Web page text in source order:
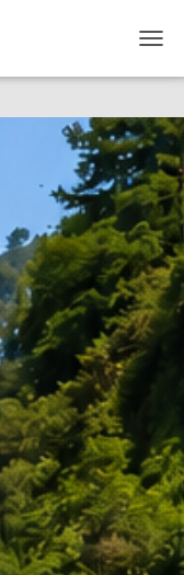
O
G
L
E
N
A
V
I
G
A
T
I